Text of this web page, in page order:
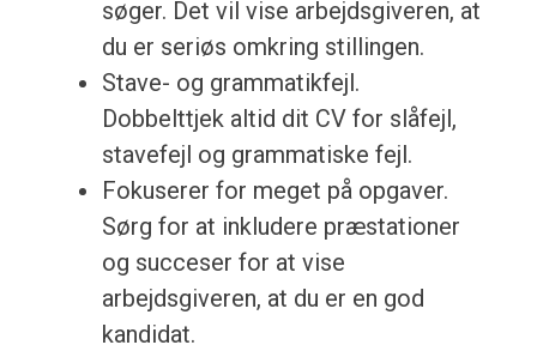
søger. Det vil vise arbejdsgiveren, at
du er seriøs omkring stillingen.
Stave- og grammatikfejl.
Dobbelttjek altid dit CV for slåfejl,
stavefejl og grammatiske fejl.
Fokuserer for meget på opgaver.
Sørg for at inkludere præstationer
og succeser for at vise
arbejdsgiveren, at du er en god
kandidat.